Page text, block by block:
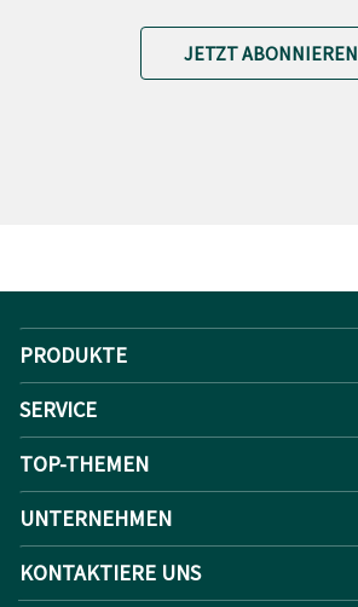
JETZT ABONNIEREN
PRODUKTE
SERVICE
TOP-THEMEN
UNTERNEHMEN
KONTAKTIERE UNS